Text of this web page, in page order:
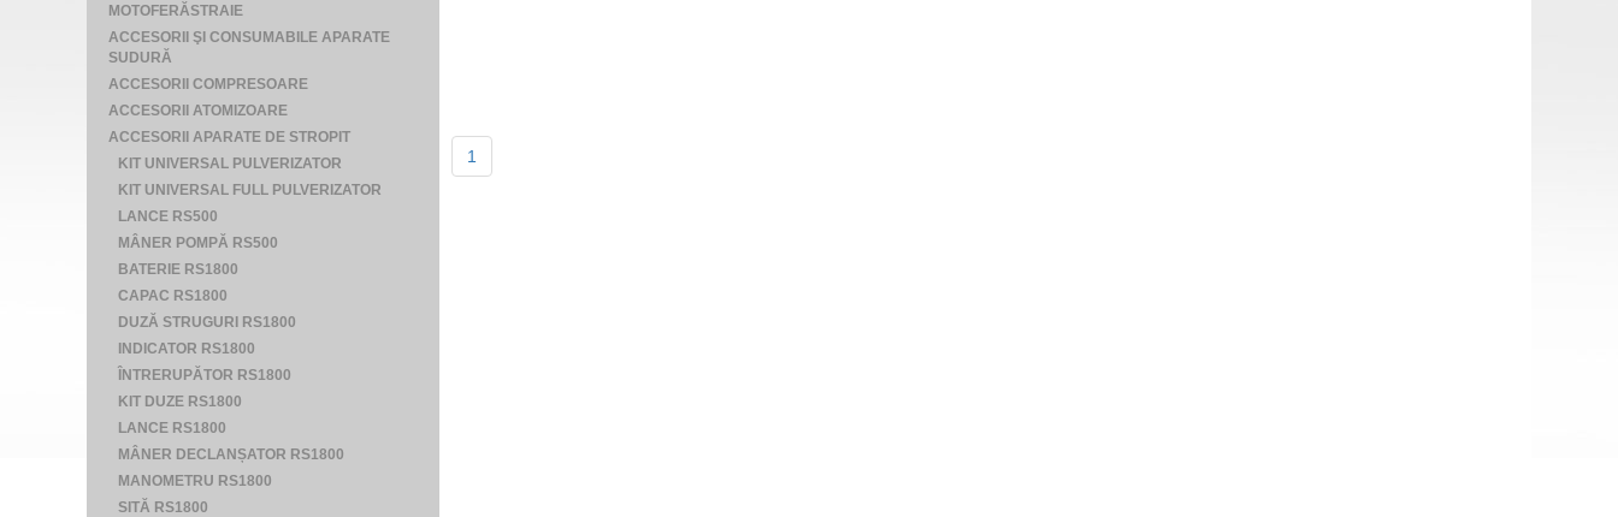
MOTOFERĂSTRAIE
ACCESORII ŞI CONSUMABILE APARATE
SUDURĂ
ACCESORII COMPRESOARE
ACCESORII ATOMIZOARE
ACCESORII APARATE DE STROPIT
KIT UNIVERSAL PULVERIZATOR
KIT UNIVERSAL FULL PULVERIZATOR
LANCE RS500
MÂNER POMPĂ RS500
BATERIE RS1800
CAPAC RS1800
DUZĂ STRUGURI RS1800
INDICATOR RS1800
ÎNTRERUPĂTOR RS1800
KIT DUZE RS1800
LANCE RS1800
MÂNER DECLANȘATOR RS1800
MANOMETRU RS1800
SITĂ RS1800
1